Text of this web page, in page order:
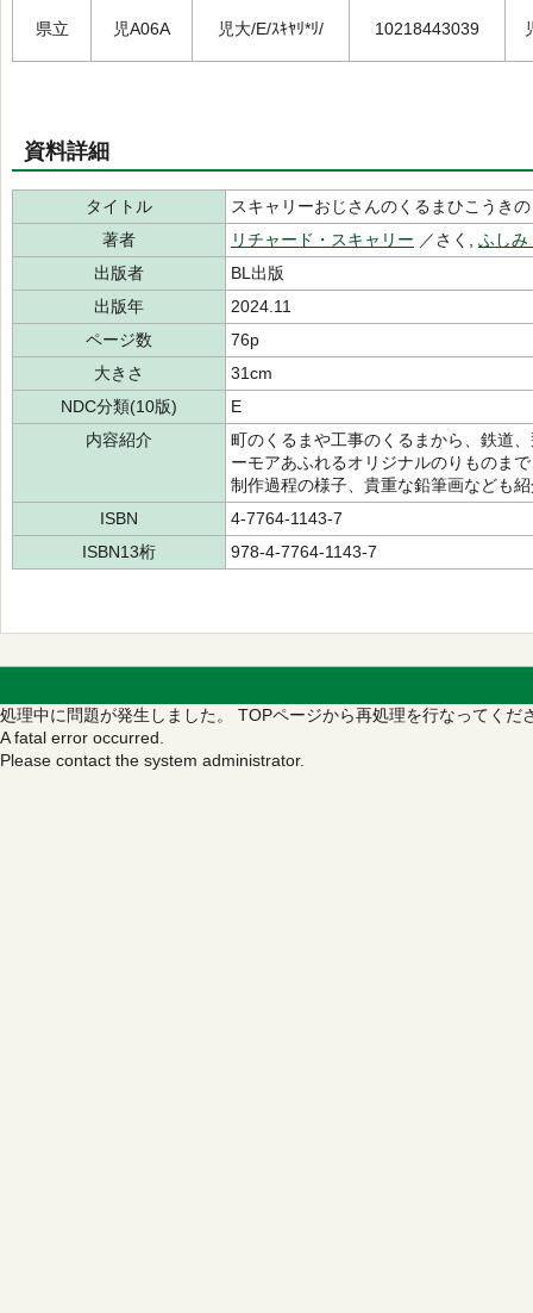
県立 児A06A 児大/E/ｽｷﾔﾘ*ﾘ/ 10218443039
資料詳細
タイトル
スキャリーおじさんのくるまひこうき
著者
リチャード・スキャリー ／さく, ふしみ
出版者
BL出版
出版年
2024.11
ページ数
76p
大きさ
31cm
NDC分類(10版)
E
内容紹介
町のくるまや工事のくるまから、鉄道
ーモアあふれるオリジナルのりものま
制作過程の様子、貴重な鉛筆画なども
ISBN
4-7764-1143-7
ISBN13桁
978-4-7764-1143-7
処理中に問題が発生しました。 TOPページから再処理を行なってくだ
A fatal error occurred.
Please contact the system administrator.